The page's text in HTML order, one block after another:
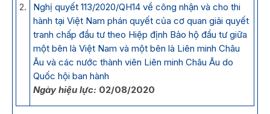
2.
Nghị quyết 113/2020/QH14 về công nhận và cho thi
hành tại Việt Nam phán quyết của cơ quan giải quyết
tranh chấp đầu tư theo Hiệp định Bảo hộ đầu tư giữa
một bên là Việt Nam và một bên là Liên minh Châu
Âu và các nước thành viên Liên minh Châu Âu do
Quốc hội ban hành
Ngày hiệu lực: 02/08/2020